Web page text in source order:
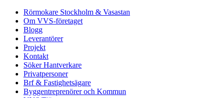
Rörmokare Stockholm & Vasastan
Om VVS-företaget
Blogg
Leverantörer
Projekt
Kontakt
Söker Hantverkare
Privatpersoner
Brf & Fastighetsägare
Byggentreprenörer och Kommun